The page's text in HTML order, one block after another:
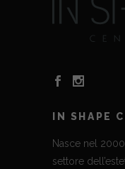
IN SHAPE
Nasce nel
settore